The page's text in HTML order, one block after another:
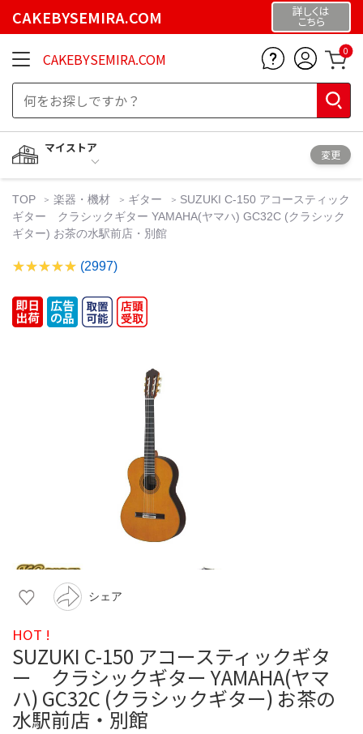
CAKEBYSEMIRA.COM 詳しくは
こちら
CAKEBYSEMIRA.COM 0
マイストア
変更
TOP 楽器・機材 ギター
SUZUKI C-150 アコースティック
ギター クラシックギター YAMAHA(ヤマハ) GC32C (クラシック
ギター) お茶の水駅前店・別館
(2997)
シェア
HOT !
SUZUKI C-150 アコースティックギタ
ー クラシックギター YAMAHA(ヤマ
ハ) GC32C (クラシックギター) お茶の
水駅前店・別館